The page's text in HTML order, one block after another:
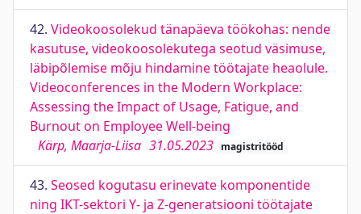
42. Videokoosolekud tänapäeva töökohas: nende
kasutuse, videokoosolekutega seotud väsimuse,
läbipõlemise mõju hindamine töötajate heaolule.
Videoconferences in the Modern Workplace:
Assessing the Impact of Usage, Fatigue, and
Burnout on Employee Well-being
Kärp, Maarja-Liisa 31.05.2023 magistritööd
43. Seosed kogutasu erinevate komponentide
ning IKT-sektori Y- ja Z-generatsiooni töötajate